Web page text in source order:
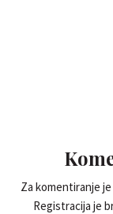
Za komentiranje
Registracija je